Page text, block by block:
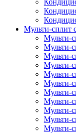
Мульти-сплит
Мульти-
Мульти-
Мульти-
Мульти-
Мульти-
Мульти-
Мульти-
Мульти-
Мульти-
Мульти-
Мульти-